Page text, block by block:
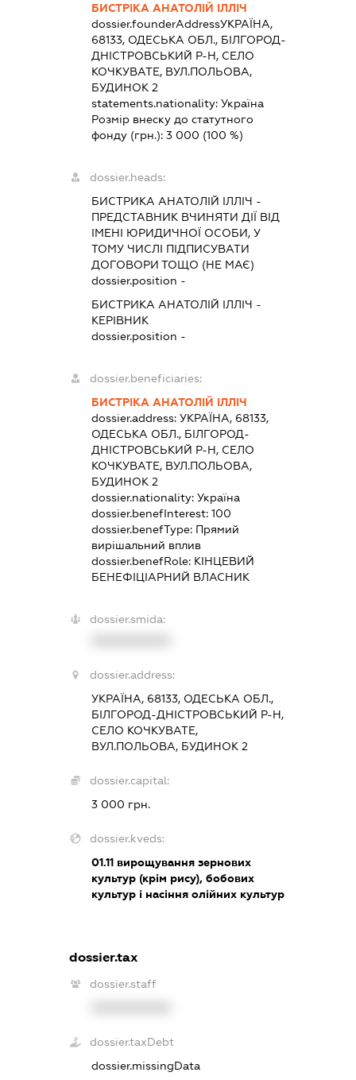
БИСТРІКА АНАТОЛІЙ ІЛЛІЧ
dossier.founderAddressУКРАЇНА,
68133, ОДЕСЬКА ОБЛ., БІЛГОРОД-
ДНІСТРОВСЬКИЙ Р-Н, СЕЛО
КОЧКУВАТЕ, ВУЛ.ПОЛЬОВА,
БУДИНОК 2
statements.nationality: Україна
Розмір внеску до статутного
фонду (грн.): 3 000 (100 %)
dossier.heads:
БИСТРИКА АНАТОЛІЙ ІЛЛІЧ -
ПРЕДСТАВНИК ВЧИНЯТИ ДІЇ ВІД
ІМЕНІ ЮРИДИЧНОЇ ОСОБИ, У
ТОМУ ЧИСЛІ ПІДПИСУВАТИ
ДОГОВОРИ ТОЩО (НЕ МАЄ)
dossier.position -
БИСТРИКА АНАТОЛІЙ ІЛЛІЧ -
КЕРІВНИК
dossier.position -
dossier.beneficiaries:
БИСТРІКА АНАТОЛІЙ ІЛЛІЧ
dossier.address: УКРАЇНА, 68133,
ОДЕСЬКА ОБЛ., БІЛГОРОД-
ДНІСТРОВСЬКИЙ Р-Н, СЕЛО
КОЧКУВАТЕ, ВУЛ.ПОЛЬОВА,
БУДИНОК 2
dossier.nationality: Україна
dossier.benefInterest: 100
dossier.benefType: Прямий
вирішальний вплив
dossier.benefRole: КІНЦЕВИЙ
БЕНЕФІЦІАРНИЙ ВЛАСНИК
dossier.smida:
dossier.address:
УКРАЇНА, 68133, ОДЕСЬКА ОБЛ.,
БІЛГОРОД-ДНІСТРОВСЬКИЙ Р-Н,
СЕЛО КОЧКУВАТЕ,
ВУЛ.ПОЛЬОВА, БУДИНОК 2
dossier.capital:
3 000 грн.
dossier.kveds:
01.11вирощування зернових
культур (крім рису), бобових
культур і насіння олійних культур
dossier.tax
dossier.staff
dossier.taxDebt
dossier.missingData